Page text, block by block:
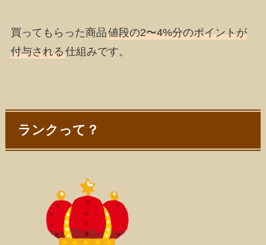
買ってもらった商品値段の2〜4%分のポイントが
付与される仕組みです。
ランクって？